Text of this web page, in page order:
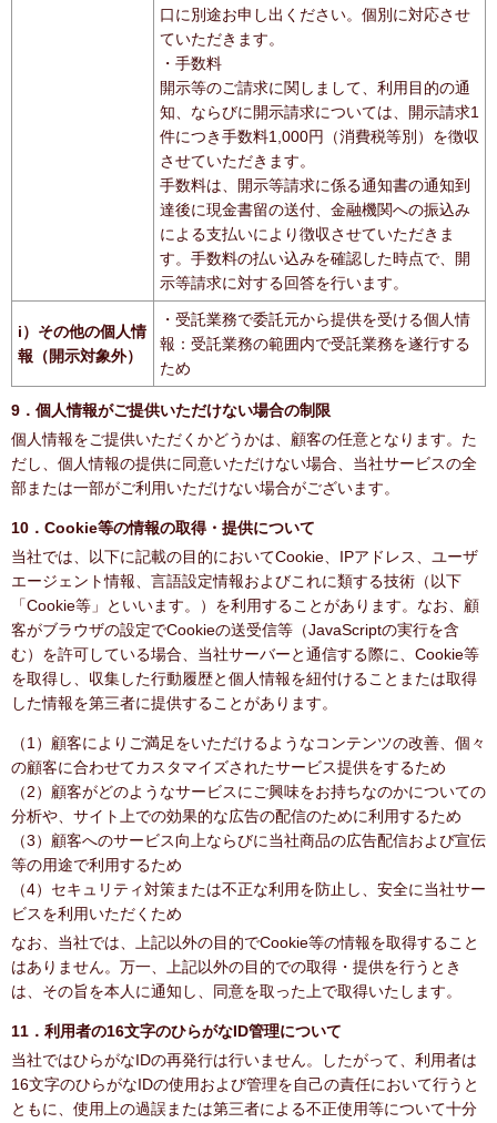
口に別途お申し出ください。個別に対応させ
ていただきます。
・手数料
開示等のご請求に関しまして、利用目的の通
知、ならびに開示請求については、開示請求1
件につき手数料1,000円（消費税等別）を徴収
させていただきます。
手数料は、開示等請求に係る通知書の通知到
達後に現金書留の送付、金融機関への振込み
による支払いにより徴収させていただきま
す。手数料の払い込みを確認した時点で、開
示等請求に対する回答を行います。
i）その他の個人情
報（開示対象外）
・受託業務で委託元から提供を受ける個人情
報：受託業務の範囲内で受託業務を遂行する
ため
9．個人情報がご提供いただけない場合の制限
個人情報をご提供いただくかどうかは、顧客の任意となります。た
だし、個人情報の提供に同意いただけない場合、当社サービスの全
部または一部がご利用いただけない場合がございます。
10．Cookie等の情報の取得・提供について
当社では、以下に記載の目的においてCookie、IPアドレス、ユーザ
エージェント情報、言語設定情報およびこれに類する技術（以下
「Cookie等」といいます。）を利用することがあります。なお、顧
客がブラウザの設定でCookieの送受信等（JavaScriptの実行を含
む）を許可している場合、当社サーバーと通信する際に、Cookie等
を取得し、収集した行動履歴と個人情報を紐付けることまたは取得
した情報を第三者に提供することがあります。
（1）顧客によりご満足をいただけるようなコンテンツの改善、個々
の顧客に合わせてカスタマイズされたサービス提供をするため
（2）顧客がどのようなサービスにご興味をお持ちなのかについての
分析や、サイト上での効果的な広告の配信のために利用するため
（3）顧客へのサービス向上ならびに当社商品の広告配信および宣伝
等の用途で利用するため
（4）セキュリティ対策または不正な利用を防止し、安全に当社サー
ビスを利用いただくため
なお、当社では、上記以外の目的でCookie等の情報を取得すること
はありません。万一、上記以外の目的での取得・提供を行うとき
は、その旨を本人に通知し、同意を取った上で取得いたします。
11．利用者の16文字のひらがなID管理について
当社ではひらがなIDの再発行は行いません。したがって、利用者は
16文字のひらがなIDの使用および管理を自己の責任において行うと
ともに、使用上の過誤または第三者による不正使用等について十分